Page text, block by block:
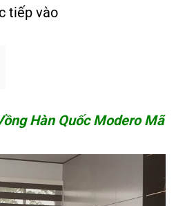
tiếp vào
Hàn Quốc Modero Mã